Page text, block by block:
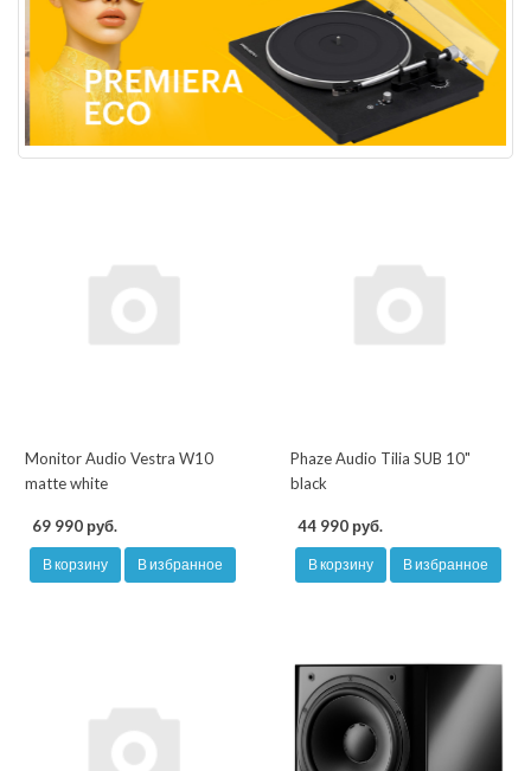
Monitor Audio Vestra W10
matte white
69 990 руб.
В корзину В избранное
Phaze Audio Tilia SUB 10"
black
44 990 руб.
В корзину В избранное